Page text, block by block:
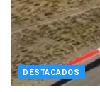
DESTACADOS